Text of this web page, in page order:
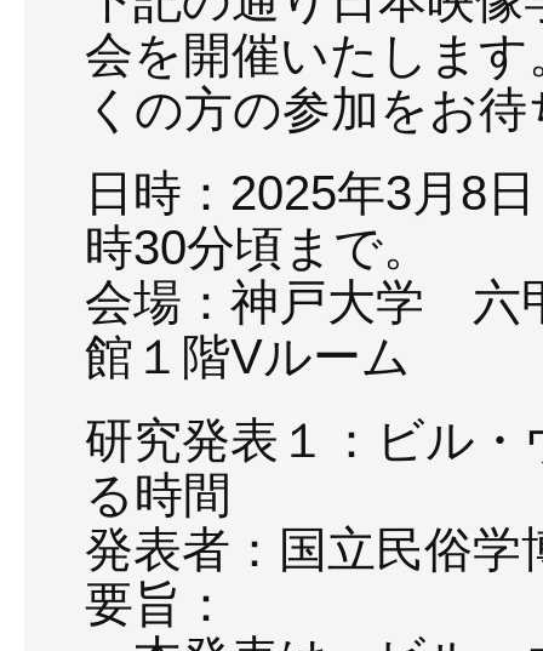
会を開催いたしま
くの方の参加をお
日時：2025年3月8
時30分頃まで。
会場：神戸大学 六
館１階Vルーム
研究発表１：ビル
る時間
発表者：国立民俗
要旨：